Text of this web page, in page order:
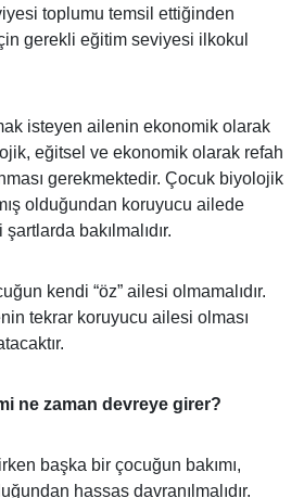
toplumu temsil ettiğinden
gerekli eğitim seviyesi ilkokul
isteyen ailenin ekonomik olarak
eğitsel ve ekonomik olarak refah
gerekmektedir. Çocuk biyolojik
olduğundan koruyucu ailede
bakılmalıdır.
kendi “öz” ailesi olmamalıdır.
tekrar koruyucu ailesi olması
ne zaman devreye girer?
başka bir çocuğun bakımı,
hassas davranılmalıdır.